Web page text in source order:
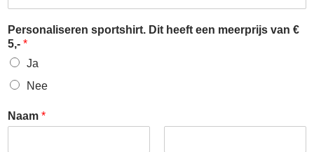
p
r
t
s
h
t
Personaliseren sportshirt. Dit heeft een meerprijs van €
5,- *
Ja
Nee
Naam *